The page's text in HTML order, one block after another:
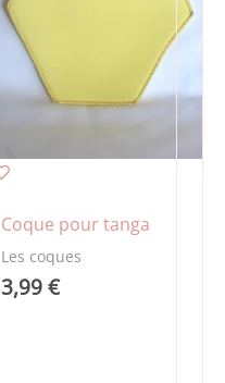
Coque pour tanga
Les coques
3,99€